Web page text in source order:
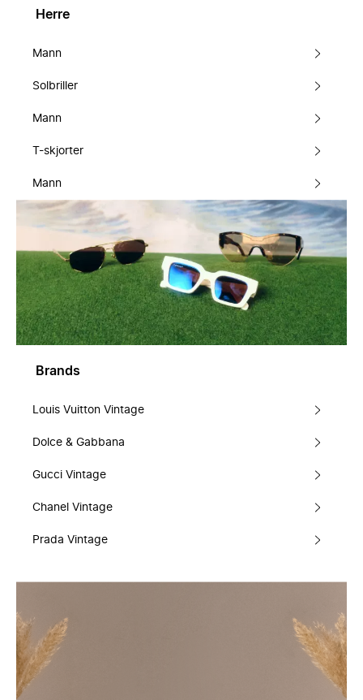
Herre
Mann
Solbriller
Mann
T-skjorter
Mann
Brands
Louis Vuitton Vintage
Dolce & Gabbana
Gucci Vintage
Chanel Vintage
Prada Vintage